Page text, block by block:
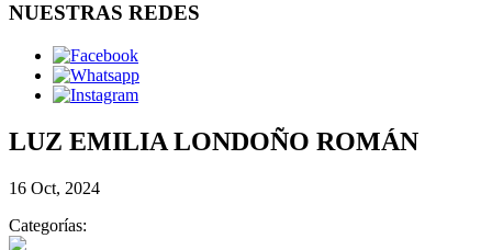
NUESTRAS REDES
LUZ EMILIA LONDOÑO ROMÁN
16 Oct, 2024
Categorías: